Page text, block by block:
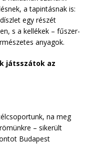
a tapintásnak is:
egy részét
s a kellékek – fűszer-
anyagok.
játsszátok az
na meg
– sikerült
Budapest